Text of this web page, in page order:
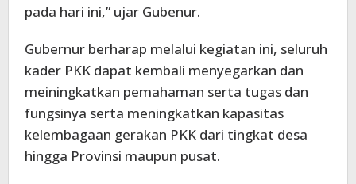
pada hari ini,” ujar Gubenur.
Gubernur berharap melalui kegiatan ini, seluruh
kader PKK dapat kembali menyegarkan dan
meiningkatkan pemahaman serta tugas dan
fungsinya serta meningkatkan kapasitas
kelembagaan gerakan PKK dari tingkat desa
hingga Provinsi maupun pusat.